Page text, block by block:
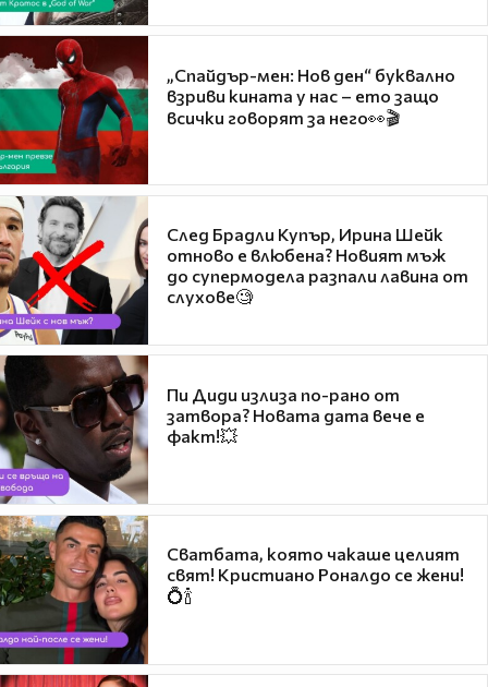
„Спайдър-мен: Нов ден“ буквално
взриви кината у нас – ето защо
всички говорят за него👀🎬
След Брадли Купър, Ирина Шейк
отново е влюбена? Новият мъж
до супермодела разпали лавина от
слухове🧐
Пи Диди излиза по-рано от
затвора? Новата дата вече е
факт!💥
Сватбата, която чакаше целият
свят! Кристиано Роналдо се жени!
💍🍾